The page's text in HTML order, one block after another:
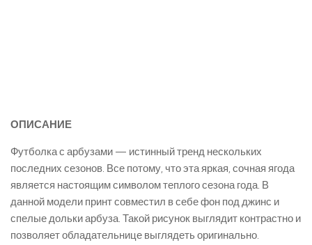
ОПИСАНИЕ
Футболка с арбузами — истинный тренд нескольких
последних сезонов. Все потому, что эта яркая, сочная ягода
является настоящим символом теплого сезона года. В
данной модели принт совместил в себе фон под джинс и
спелые дольки арбуза. Такой рисунок выглядит контрастно и
позволяет обладательнице выглядеть оригинально.